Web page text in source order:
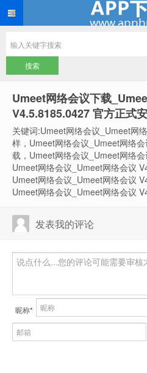
Umeet网络会议下载
V4.5.8185.0427 官方正式
关键词:Umeet网络会议_Umeet网
样，Umeet网络会议_Umeet网络
载，Umeet网络会议_Umeet网络
Umeet网络会议_Umeet网络会议
Umeet网络会议_Umeet网络会议
Umeet网络会议_Umeet网络会议
发表我的评论
昵称*